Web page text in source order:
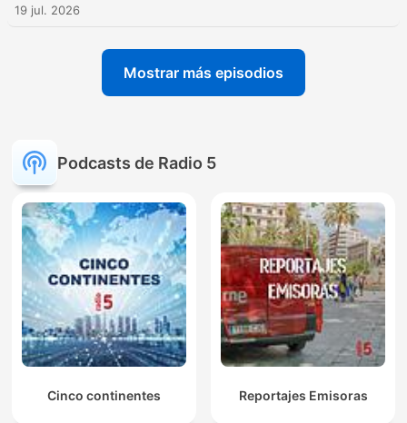
19 jul. 2026
Mostrar más episodios
Podcasts de Radio 5
Cinco continentes Reportajes Emisoras